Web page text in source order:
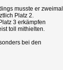
musste er zweimal
Platz 2.
3 erkämpfen
toll mithielten.
bei den